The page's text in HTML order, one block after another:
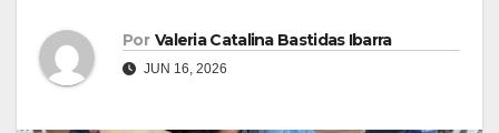
Por Valeria Catalina Bastidas Ibarra
JUN 16, 2026